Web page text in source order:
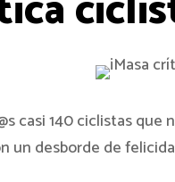
casi 140 ciclistas
un desborde de